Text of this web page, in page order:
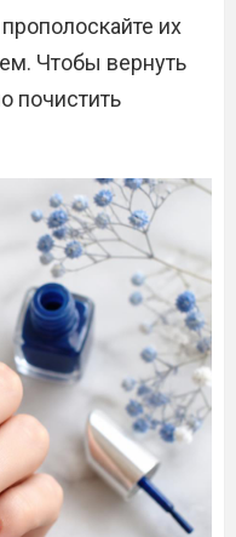
их
Чтобы вернуть
почистить